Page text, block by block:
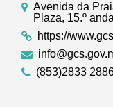
Avenida da
Plaza, 15.º
https://
(853)2833